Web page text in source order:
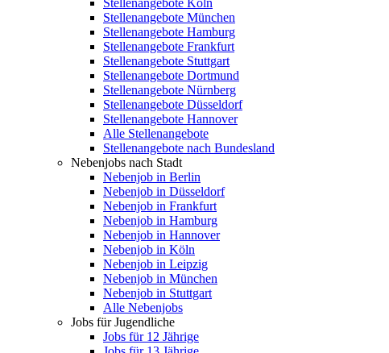
Stellenangebote Köln
Stellenangebote München
Stellenangebote Hamburg
Stellenangebote Frankfurt
Stellenangebote Stuttgart
Stellenangebote Dortmund
Stellenangebote Nürnberg
Stellenangebote Düsseldorf
Stellenangebote Hannover
Alle Stellenangebote
Stellenangebote nach Bundesland
Nebenjobs nach Stadt
Nebenjob in Berlin
Nebenjob in Düsseldorf
Nebenjob in Frankfurt
Nebenjob in Hamburg
Nebenjob in Hannover
Nebenjob in Köln
Nebenjob in Leipzig
Nebenjob in München
Nebenjob in Stuttgart
Alle Nebenjobs
Jobs für Jugendliche
Jobs für 12 Jährige